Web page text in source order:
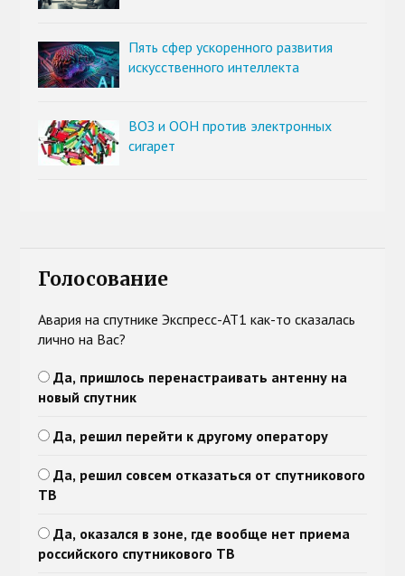
Пять сфер ускоренного развития
искусственного интеллекта
ВОЗ и ООН против электронных
сигарет
Голосование
Авария на спутнике Экспресс-АТ1 как-то сказалась
лично на Вас?
Да, пришлось перенастраивать антенну на
новый спутник
Да, решил перейти к другому оператору
Да, решил совсем отказаться от спутникового
ТВ
Да, оказался в зоне, где вообще нет приема
российского спутникового ТВ